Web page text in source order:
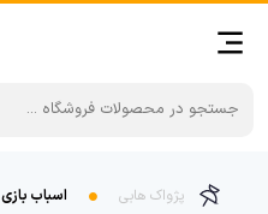
پژواک هابی اسباب بازی